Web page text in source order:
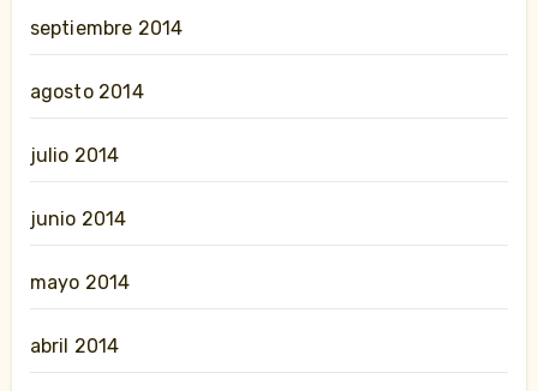
septiembre 2014
agosto 2014
julio 2014
junio 2014
mayo 2014
abril 2014